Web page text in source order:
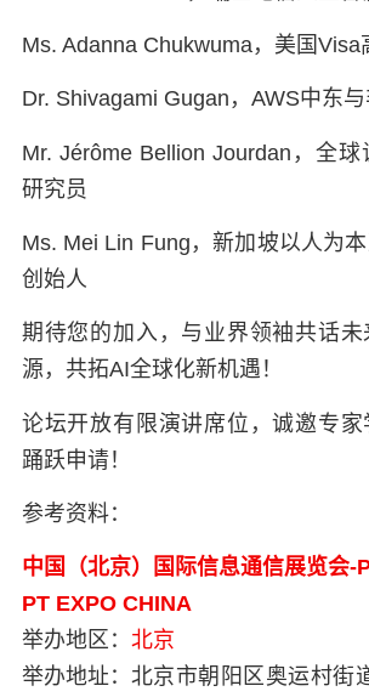
Ms. Adanna Chukwuma，美国Visa
Dr. Shivagami Gugan ，AWS中东
Mr. Jérôme Bellion Jourdan ，全球
研究员
Ms. Mei Lin Fung ，新加坡以人为
创始人
期待您的加入，与业界领袖共话
源，共拓AI全球化新机遇！
论坛开放有限演讲席位，诚邀专
踊跃申请！
参考资料：
中国（北京）国际信息通信展览会-
PT EXPO CHINA
举办地区： 北京
举办地址： 北京市朝阳区奥运村街